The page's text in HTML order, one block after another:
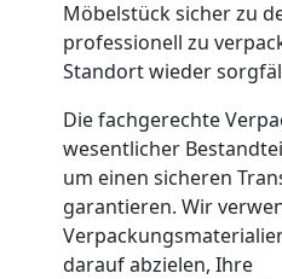
Möbelstück sicher zu
professionell zu
Standort wieder
Die fachgerechte
wesentlicher
um einen sicheren
garantieren. Wir
darauf abzielen, Ihre
Neustadt
Wiener
Neustadt